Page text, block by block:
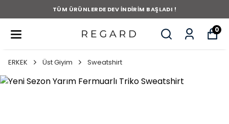
TÜM ÜRÜNLERDE DEV İNDİRİM BAŞLADI !
0
ERKEK Üst Giyim Sweatshirt